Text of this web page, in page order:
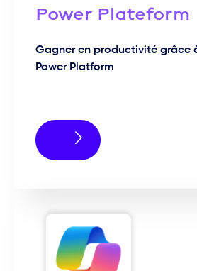
Power Plateform
Gagner en productivité grâce
Power Platform​